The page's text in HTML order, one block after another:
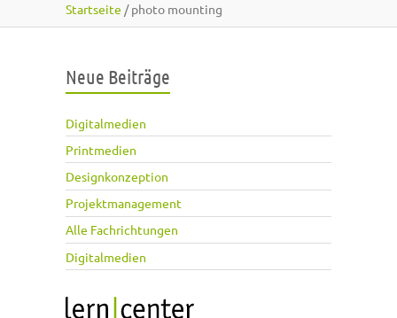
Startseite / photo mounting
Neue Beiträge
Digitalmedien
Printmedien
Designkonzeption
Projektmanagement
Alle Fachrichtungen
Digitalmedien